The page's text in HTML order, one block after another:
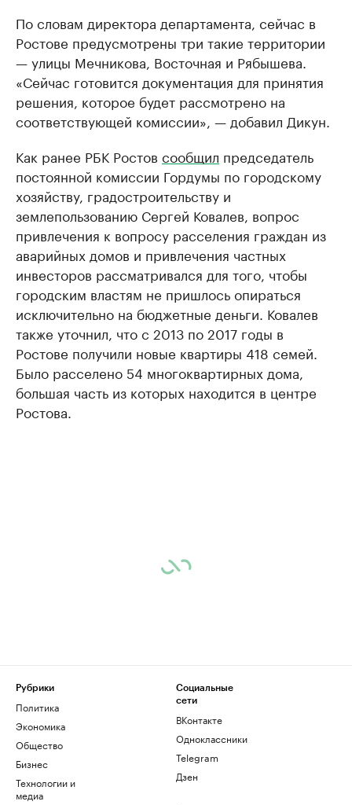
По словам директора департамента, сейчас в
Ростове предусмотрены три такие территории
— улицы Мечникова, Восточная и Рябышева.
«Сейчас готовится документация для принятия
решения, которое будет рассмотрено на
соответствующей комиссии», — добавил Дикун.
Как ранее РБК Ростов сообщил председатель
постоянной комиссии Гордумы по городскому
хозяйству, градостроительству и
землепользованию Сергей Ковалев, вопрос
привлечения к вопросу расселения граждан из
аварийных домов и привлечения частных
инвесторов рассматривался для того, чтобы
городским властям не пришлось опираться
исключительно на бюджетные деньги. Ковалев
также уточнил, что с 2013 по 2017 годы в
Ростове получили новые квартиры 418 семей.
Было расселено 54 многоквартирных дома,
большая часть из которых находится в центре
Ростова.
Рубрики
Политика
Экономика
Общество
Бизнес
Технологии и
медиа
Социальные
сети
ВКонтакте
Одноклассники
Telegram
Дзен